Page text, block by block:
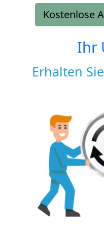
Kostenlose
Ihr
Erhalten